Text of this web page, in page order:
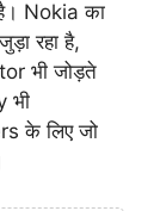
Nokia का
रहा है,
भी जोड़ते
भी
के लिए जो